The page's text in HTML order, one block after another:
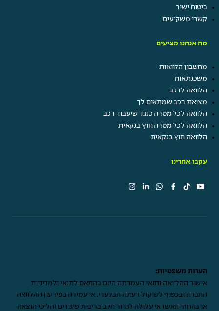
ביטוח ישיר
קשרי משקיעים
מה אנחנו מציעים
מחשבון הלוואות
משכנתאות
הלוואה לרכב
מציאת רכב שמתאים לך
הלוואה לכל מטרה כנגד שיעבוד רכב
הלוואה לכל מטרה חוץ בנקאית
הלוואה חוץ בנקאית
עקבו אחרינו
הערות משפטיות:
אישור ההלוואה ותנאי העמדתה הינם בהתאם לתנאי ולמדיניות
החברה ובכפוף לשיקול דעתה הבלעדי. אי עמידה בפירעון ההלוואה
או בהחזר האשראי עלולה לגרור חיוב בריבית פיגורים והליכי הוצאה